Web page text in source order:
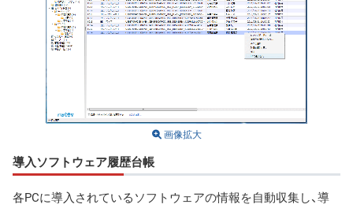
画像拡大
導入ソフトウェア履歴台帳
各PCに導入されているソフトウェアの情報を自動収集し、導